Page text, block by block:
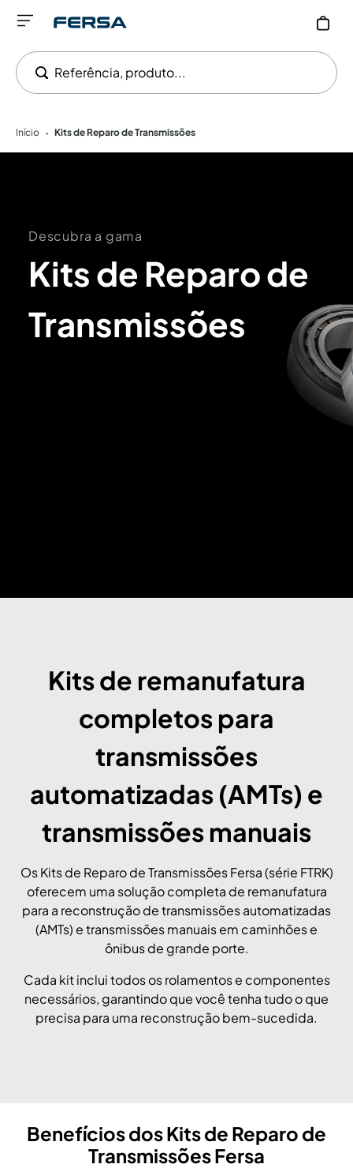
Referência, produto...
Início • Kits de Reparo de Transmissões
Descubra a gama
Kits de Reparo de
Transmissões
Kits de remanufatura
completos para
transmissões
automatizadas (AMTs) e
transmissões manuais
Os Kits de Reparo de Transmissões Fersa (série FTRK)
oferecem uma solução completa de remanufatura
para a reconstrução de transmissões automatizadas
(AMTs) e transmissões manuais em caminhões e
ônibus de grande porte.
Cada kit inclui todos os rolamentos e componentes
necessários, garantindo que você tenha tudo o que
precisa para uma reconstrução bem-sucedida.
Benefícios dos Kits de Reparo de
Transmissões Fersa